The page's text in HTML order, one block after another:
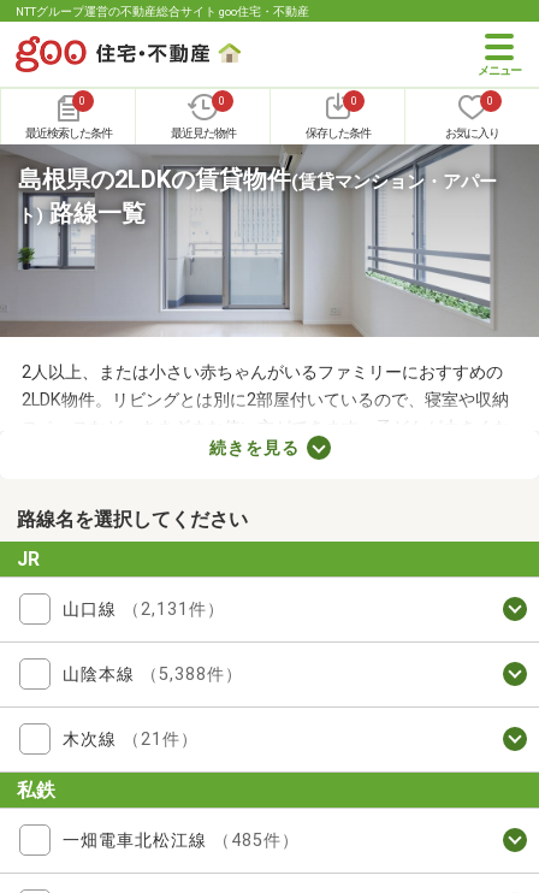
NTTグループ運営の不動産総合サイト goo住宅・不動産
0
最近検索した条件
0
最近見た物件
0
保存した条件
0
お気に入り
島根県の2LDKの賃貸物件(賃貸マンション・アパー
ト)路線一覧
2人以上、または小さい赤ちゃんがいるファミリーにおすすめの
2LDK物件。リビングとは別に2部屋付いているので、寝室や収納
スペースなど、さまざまな使い方ができます。子どもが大きくな
れば子ども部屋にもできるので、長く住めることも魅力です。こ
チェックして、希望にぴったりな物件を見つけましょう。
続きを見る
路線名を選択してください
JR
山口線 （2,131件）
山陰本線 （5,388件）
木次線 （21件）
私鉄
一畑電車北松江線 （485件）